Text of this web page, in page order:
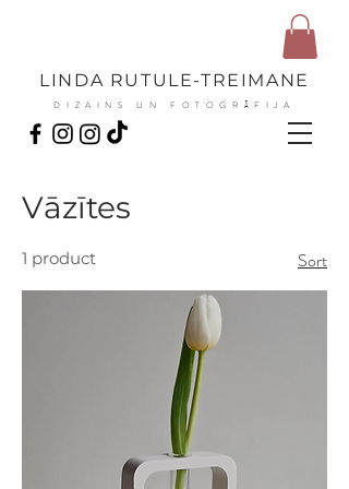
LINDA RUTULE-TREIMANE
DIZAINS UN FOTOGRĀFIJA
Vāzītes
1 product Sort